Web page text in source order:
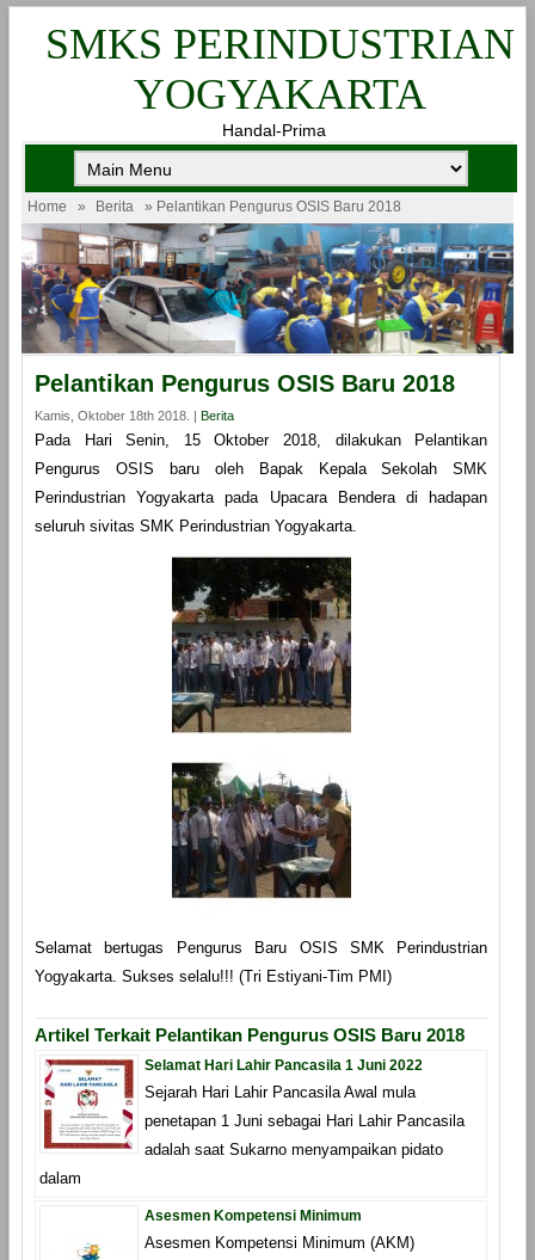
SMKS PERINDUSTRIAN
YOGYAKARTA
Handal-Prima
Home » Berita » Pelantikan Pengurus OSIS Baru 2018
Pelantikan Pengurus OSIS Baru 2018
Kamis, Oktober 18th 2018. | Berita
Pada Hari Senin, 15 Oktober 2018, dilakukan Pelantikan
Pengurus OSIS baru oleh Bapak Kepala Sekolah SMK
Perindustrian Yogyakarta pada Upacara Bendera di hadapan
seluruh sivitas SMK Perindustrian Yogyakarta.
Selamat bertugas Pengurus Baru OSIS SMK Perindustrian
Yogyakarta. Sukses selalu!!! (Tri Estiyani-Tim PMI)
Artikel Terkait Pelantikan Pengurus OSIS Baru 2018
Selamat Hari Lahir Pancasila 1 Juni 2022
Sejarah Hari Lahir Pancasila Awal mula
penetapan 1 Juni sebagai Hari Lahir Pancasila
adalah saat Sukarno menyampaikan pidato
dalam
Asesmen Kompetensi Minimum
Asesmen Kompetensi Minimum (AKM)